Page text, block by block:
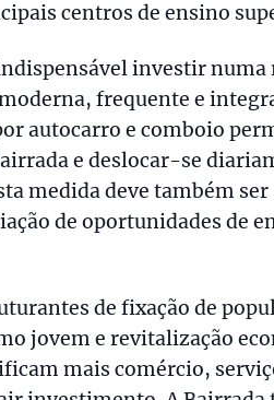
centros de ensino
investir numa
frequente e
autocarro e comboio
e deslocar-se
medida deve também ser
de oportunidades de
de fixação de
jovem e revitalização
mais comércio,